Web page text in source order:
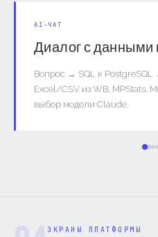
AI-ЧАТ
Диалог с данными
Вопрос → SQL к PostgreSQL
Excel/CSV из WB, MPStats,
выбор модели Claude.
ЭКРАНЫ ПЛАТФОРМЫ